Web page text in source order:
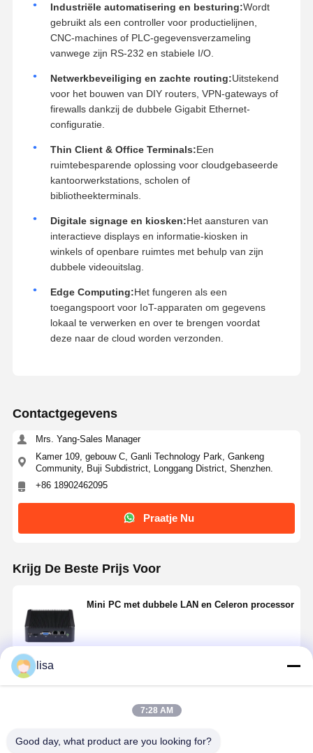
Industriële automatisering en besturing:Wordt
gebruikt als een controller voor productielijnen,
CNC-machines of PLC-gegevensverzameling
vanwege zijn RS-232 en stabiele I/O.
Netwerkbeveiliging en zachte routing:Uitstekend
voor het bouwen van DIY routers, VPN-gateways of
firewalls dankzij de dubbele Gigabit Ethernet-
configuratie.
Thin Client & Office Terminals:Een
ruimtebesparende oplossing voor cloudgebaseerde
kantoorwerkstations, scholen of
bibliotheekterminals.
Digitale signage en kiosken:Het aansturen van
interactieve displays en informatie-kiosken in
winkels of openbare ruimtes met behulp van zijn
dubbele videouitslag.
Edge Computing:Het fungeren als een
toegangspoort voor IoT-apparaten om gegevens
lokaal te verwerken en over te brengen voordat
deze naar de cloud worden verzonden.
Contactgegevens
Mrs. Yang-Sales Manager
Kamer 109, gebouw C, Ganli Technology Park, Gankeng
Community, Buji Subdistrict, Longgang District, Shenzhen.
+86 18902462095
Praatje Nu
Krijg De Beste Prijs Voor
Mini PC met dubbele LAN en Celeron processor
lisa
7:28 AM
Good day, what product are you looking for?